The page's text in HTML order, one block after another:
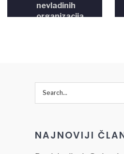
nevladinih
organizacija
promjena”
NAJNOVIJI